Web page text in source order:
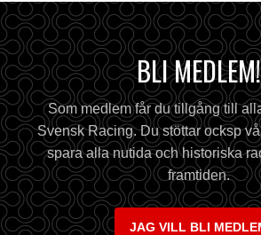
BLI MEDLEM!
Som medlem får du tillgång till
Svensk Racing. Du stöttar ocksp
spara alla nutida och historiska
framtiden.
JAG VILL BLI